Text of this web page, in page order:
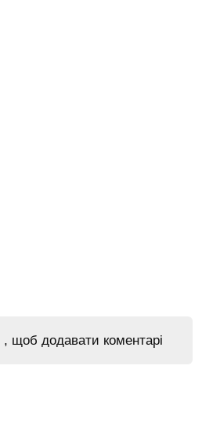
, щоб додавати коментарі